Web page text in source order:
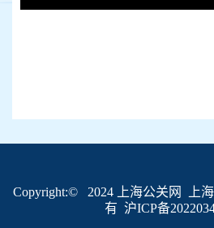
Copyright:© 2024 上海公关网 上
有 沪ICP备